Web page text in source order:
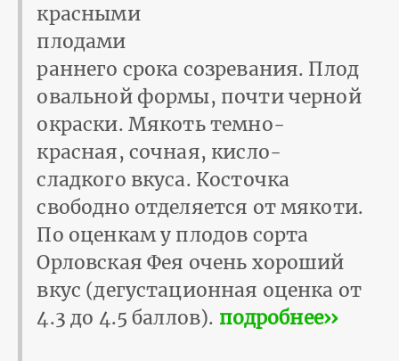
красными
плодами
раннего срока созревания. Плод
овальной формы, почти черной
окраски. Мякоть темно-
красная, сочная, кисло-
сладкого вкуса. Косточка
свободно отделяется от мякоти.
По оценкам у плодов сорта
Орловская Фея очень хороший
вкус (дегустационная оценка от
4.3 до 4.5 баллов). подробнее››